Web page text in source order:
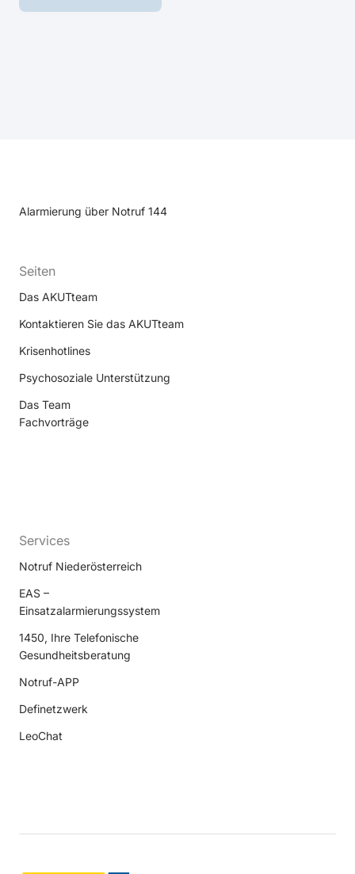
Alarmierung über Notruf 144
Seiten
Das AKUTteam
Kontaktieren Sie das AKUTteam
Krisenhotlines
Psychosoziale Unterstützung
Das Team
Fachvorträge
Services
Notruf Niederösterreich
EAS –
Einsatzalarmierungssystem
1450, Ihre Telefonische
Gesundheitsberatung
Notruf-APP
Definetzwerk
LeoChat